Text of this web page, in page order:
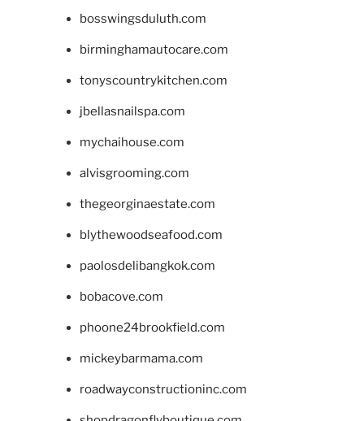
bosswingsduluth.com
birminghamautocare.com
tonyscountrykitchen.com
jbellasnailspa.com
mychaihouse.com
alvisgrooming.com
thegeorginaestate.com
blythewoodseafood.com
paolosdelibangkok.com
bobacove.com
phoone24brookfield.com
mickeybarmama.com
roadwayconstructioninc.com